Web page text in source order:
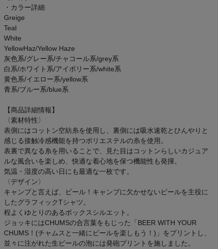
アウトレットセール
スタッフコーディネート
スタッフブログ
・カラー詳細
Greige
Teal
White
YellowHaz/Yellow Haze
灰色系/グレー系/チャコール系/grey系
白系/ホワイト系/アイボリー系/white系
黄色系/イエロー系/yellow系
青系/ブルー系/blue系
【商品詳細情報】
〈素材特性〉
表側にはコットン空紡糸を使用し、裏側には吸水速乾とひんやりと
感じる接触冷感機能を持つポリエステルの糸を使用。
表裏で異なる糸を用いることで、見た目はコットンらしいカジュア
ルな風合いを楽しめ、快適な着心地を保つ機能性も発揮。
気温・湿度の高い日にも最適な一枚です。
〈デザイン〉
キャンプと言えば、ビール！キャンプに欠かせないビールを主役に
したグラフィックTシャツ。
程よくゆとりのあるボックスシルエット。
ジョッキにはCHUMSの合言葉をもじった「BEER WITH YOUR
CHUMS！(チャムスと一緒にビールを楽しもう！)」をプリントし、
並々に注がれた生ビールの泡には発砲プリントを施しました。